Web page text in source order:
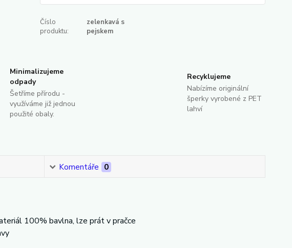
Číslo
produktu:
zelenkavá s
pejskem
Minimalizujeme
odpady
Šetříme přírodu -
využíváme již jednou
použité obaly.
Recyklujeme
Nabízíme originální
šperky vyrobené z PET
lahví
Komentáře 0
100% bavlna, lze prát v pračce